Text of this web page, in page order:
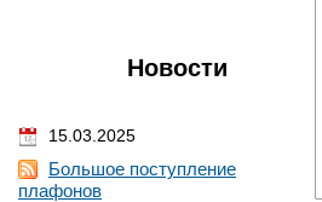
Новости
15.03.2025
Большое поступление
плафонов